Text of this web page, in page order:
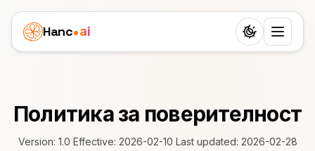
Hanc ai
Switch to
Преглед
Агенти
ЗДРАВЕОПАЗВАНЕ
Бизнес казуси
Политика за поверителност
Version: 1.0 Effective: 2026-02-10 Last updated: 2026-02-28